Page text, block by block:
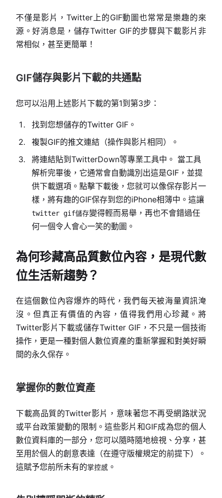
不僅是影片，Twitter上的GIF動圖也常常是樂趣的來
源。好消息是，儲存Twitter GIF的步驟與下載影片非
常相似，甚至更簡單！
GIF儲存與影片下載的共通點
您可以沿用上述影片下載的第1到第3步：
找到您想儲存的Twitter GIF。
複製GIF的推文連結（操作與影片相同）。
將連結貼到TwitterDown等專業工具中。 當工具
解析完畢後，它通常會自動識別出這是GIF，並提
供下載選項。點擊下載後，您就可以像保存影片一
樣，將有趣的GIF保存到您的iPhone相簿中。這讓
twitter gif儲存變得輕而易舉，再也不會錯過任
何一個令人會心一笑的動圖。
為何珍藏高品質數位內容，是現代數
位生活新趨勢？
在這個數位內容爆炸的時代，我們每天被海量資訊淹
沒。但真正有價值的內容，值得我們用心珍藏。將
Twitter影片下載或儲存Twitter GIF，不只是一個技術
操作，更是一種對個人數位資產的重新掌握和對美好瞬
間的永久保存。
掌握你的數位資產
下載高品質的Twitter影片，意味著您不再受網路狀況
或平台政策變動的限制。這些影片和GIF成為您的個人
數位資料庫的一部分，您可以隨時隨地檢視、分享，甚
至用於個人的創意表達（在遵守版權規定的前提下）。
這賦予您前所未有的掌控感 。